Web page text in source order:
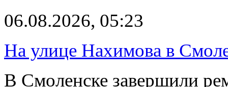
06.08.2026, 05:23
На улице Нахимова в
В Смоленске завершили